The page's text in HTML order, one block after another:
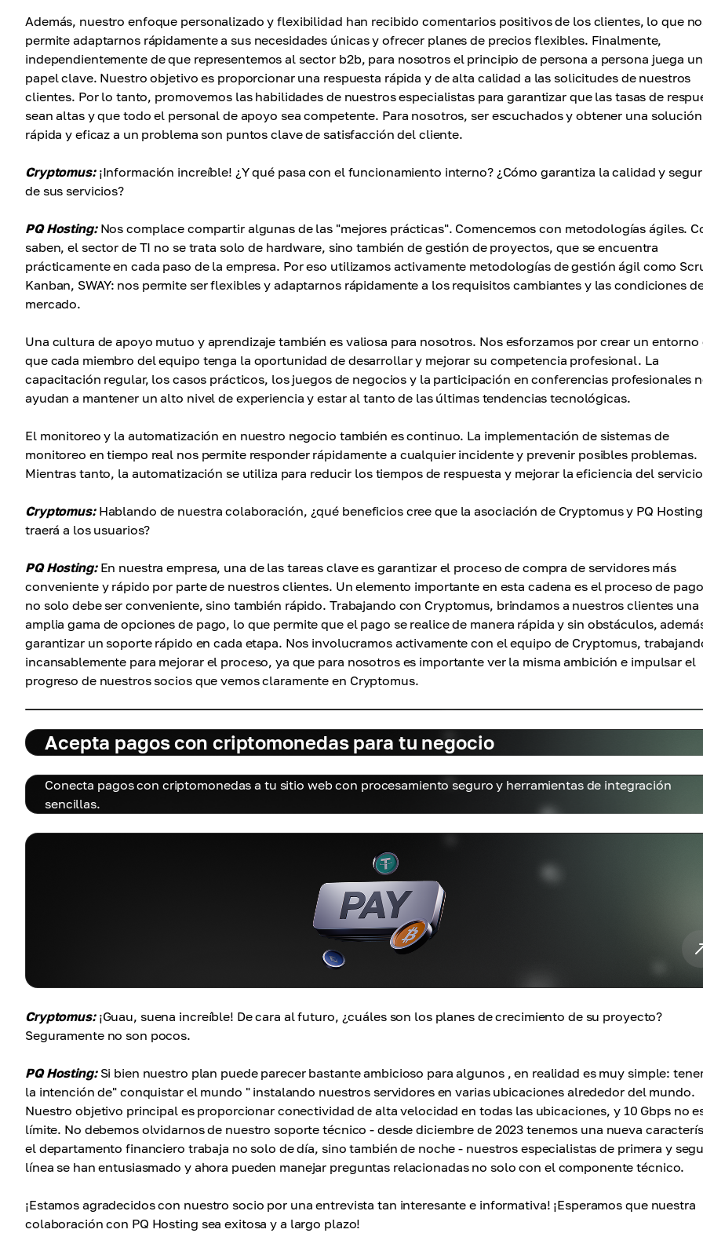
Además, nuestro enfoque personalizado y flexibilidad han recibido comentarios positivos de los clientes, lo que
permite adaptarnos rápidamente a sus necesidades únicas y ofrecer planes de precios flexibles. Finalmente,
independientemente de que representemos al sector b2b, para nosotros el principio de persona a persona juega un
papel clave. Nuestro objetivo es proporcionar una respuesta rápida y de alta calidad a las solicitudes de nuestros
clientes. Por lo tanto, promovemos las habilidades de nuestros especialistas para garantizar que las tasas de
sean altas y que todo el personal de apoyo sea competente. Para nosotros, ser escuchados y obtener una solución
rápida y eficaz a un problema son puntos clave de satisfacción del cliente.
Cryptomus:¡Información increíble! ¿Y qué pasa con el funcionamiento interno? ¿Cómo garantiza la calidad y
de sus servicios?
PQ Hosting:Nos complace compartir algunas de las "mejores prácticas". Comencemos con metodologías ágiles.
saben, el sector de TI no se trata solo de hardware, sino también de gestión de proyectos, que se encuentra
prácticamente en cada paso de la empresa. Por eso utilizamos activamente metodologías de gestión ágil como
Kanban, SWAY: nos permite ser flexibles y adaptarnos rápidamente a los requisitos cambiantes y las condiciones
mercado.
Una cultura de apoyo mutuo y aprendizaje también es valiosa para nosotros. Nos esforzamos por crear un entorno
que cada miembro del equipo tenga la oportunidad de desarrollar y mejorar su competencia profesional. La
capacitación regular, los casos prácticos, los juegos de negocios y la participación en conferencias profesionales
ayudan a mantener un alto nivel de experiencia y estar al tanto de las últimas tendencias tecnológicas.
El monitoreo y la automatización en nuestro negocio también es continuo. La implementación de sistemas de
monitoreo en tiempo real nos permite responder rápidamente a cualquier incidente y prevenir posibles problemas.
Mientras tanto, la automatización se utiliza para reducir los tiempos de respuesta y mejorar la eficiencia del
Cryptomus:Hablando de nuestra colaboración, ¿qué beneficios cree que la asociación de Cryptomus y PQ Hosting
traerá a los usuarios?
PQ Hosting:En nuestra empresa, una de las tareas clave es garantizar el proceso de compra de servidores más
conveniente y rápido por parte de nuestros clientes. Un elemento importante en esta cadena es el proceso de
no solo debe ser conveniente, sino también rápido. Trabajando con Cryptomus, brindamos a nuestros clientes una
amplia gama de opciones de pago, lo que permite que el pago se realice de manera rápida y sin obstáculos,
garantizar un soporte rápido en cada etapa. Nos involucramos activamente con el equipo de Cryptomus,
incansablemente para mejorar el proceso, ya que para nosotros es importante ver la misma ambición e impulsar el
progreso de nuestros socios que vemos claramente en Cryptomus.
Acepta pagos con criptomonedas para tu negocio
Conecta pagos con criptomonedas a tu sitio web con procesamiento seguro y herramientas de integración
sencillas.
Cryptomus:¡Guau, suena increíble! De cara al futuro, ¿cuáles son los planes de crecimiento de su proyecto?
Seguramente no son pocos.
PQ Hosting:Si bien nuestro plan puede parecer bastante ambicioso para algunos , en realidad es muy simple:
la intención de" conquistar el mundo " instalando nuestros servidores en varias ubicaciones alrededor del mundo.
Nuestro objetivo principal es proporcionar conectividad de alta velocidad en todas las ubicaciones, y 10 Gbps no
límite. No debemos olvidarnos de nuestro soporte técnico - desde diciembre de 2023 tenemos una nueva
el departamento financiero trabaja no solo de día, sino también de noche - nuestros especialistas de primera y
línea se han entusiasmado y ahora pueden manejar preguntas relacionadas no solo con el componente técnico.
¡Estamos agradecidos con nuestro socio por una entrevista tan interesante e informativa! ¡Esperamos que nuestra
colaboración con PQ Hosting sea exitosa y a largo plazo!